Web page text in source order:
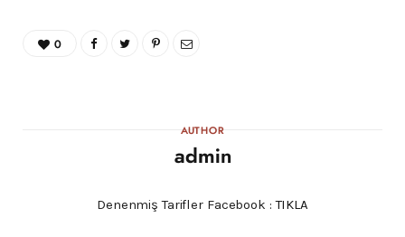
0
AUTHOR
admin
Denenmiş Tarifler Facebook :TIKLA